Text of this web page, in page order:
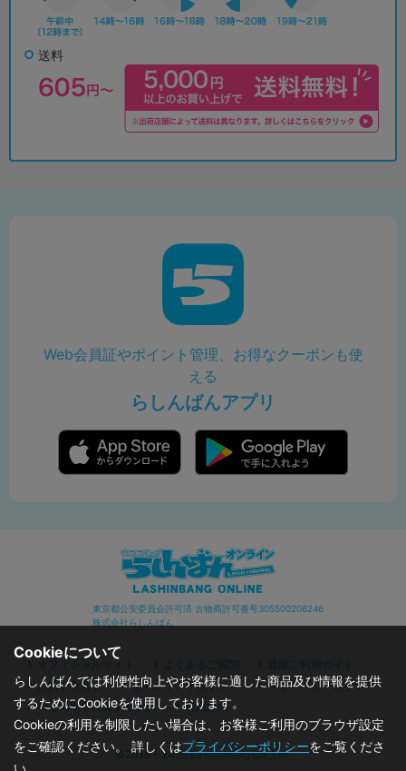
送料
Web会員証やポイント管理、お得なクーポンも使
える
らしんばんアプリ
東京都公安委員会許可済 古物商許可番号305500206246
株式会社らしんばん
オフィシャルサイト よくあるご質問
通販ご利用ガイド
お問い合わせ
セキュリティポリシー
プライバシーポリシー
特定商取引に関する表記
利用規約
©2019 - 2026 Lashinbang Co.,Ltd.
Cookieについて
らしんばんでは利便性向上やお客様に適した商品及び情報を提供
するためにCookieを使用しております。
Cookieの利用を制限したい場合は、お客様ご利用のブラウザ設定
をご確認ください。 詳しくはプライバシーポリシーをご覧くださ
い。